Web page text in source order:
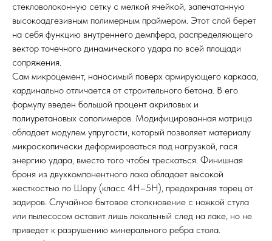
стекловолоконную сетку с мелкой ячейкой, запечатанную
высокоадгезивным полимерным праймером. Этот слой берет
на себя функцию внутреннего демпфера, распределяющего
вектор точечного динамического удара по всей площади
сопряжения.
Сам микроцемент, наносимый поверх армирующего каркаса,
кардинально отличается от строительного бетона. В его
формулу введен большой процент акриловых и
полиуретановых сополимеров. Модифицированная матрица
обладает модулем упругости, который позволяет материалу
микроскопически деформироваться под нагрузкой, гася
энергию удара, вместо того чтобы трескаться. Финишная
броня из двухкомпонентного лака обладает высокой
жесткостью по Шору (класс 4H–5H), предохраняя торец от
задиров. Случайное бытовое столкновение с ножкой стула
или пылесосом оставит лишь локальный след на лаке, но не
приведет к разрушению минерального ребра стола.